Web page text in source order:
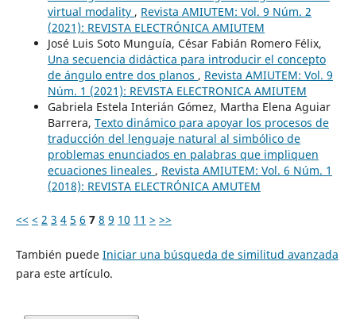
virtual modality , Revista AMIUTEM: Vol. 9 Núm. 2
(2021): REVISTA ELECTRÓNICA AMIUTEM
José Luis Soto Munguía, César Fabián Romero Félix,
Una secuencia didáctica para introducir el concepto
de ángulo entre dos planos , Revista AMIUTEM: Vol. 9
Núm. 1 (2021): REVISTA ELECTRONICA AMIUTEM
Gabriela Estela Interián Gómez, Martha Elena Aguiar
Barrera, Texto dinámico para apoyar los procesos de
traducción del lenguaje natural al simbólico de
problemas enunciados en palabras que impliquen
ecuaciones lineales , Revista AMIUTEM: Vol. 6 Núm. 1
(2018): REVISTA ELECTRÓNICA AMUTEM
<< < 2 3 4 5 6 7 8 9 10 11 > >>
También puede Iniciar una búsqueda de similitud avanzada
para este artículo.